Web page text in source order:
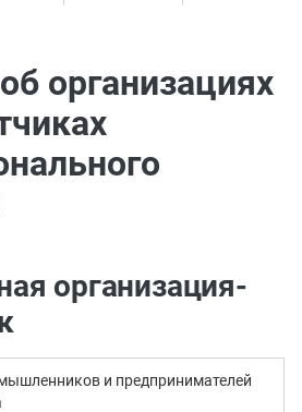
организациях
организация-
и предпринимателей